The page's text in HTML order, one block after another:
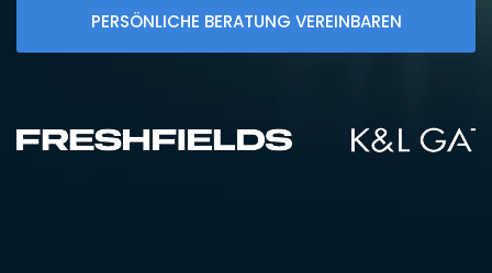
PERSÖNLICHE BERATUNG VEREINBAREN